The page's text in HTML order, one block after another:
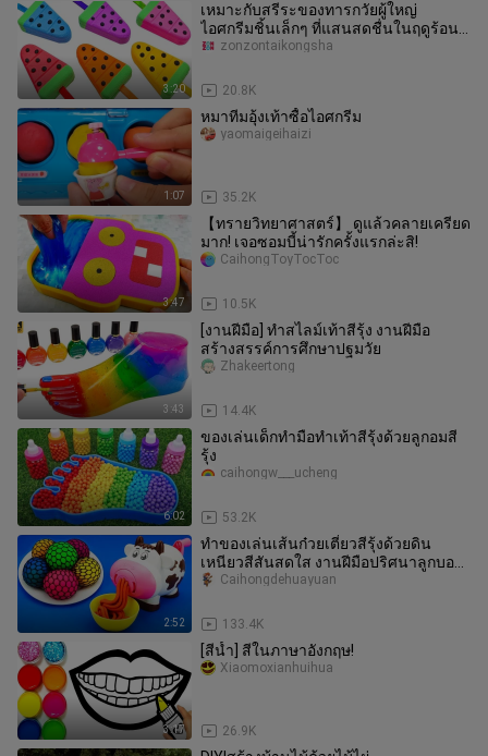
3:20
เหมาะกับสรีระของทารกวัยผู้ใหญ่
ไอศกรีมชิ้นเล็กๆ ที่แสนสดชื่นในฤดูร้อน!
สนิม~
20.8K
zonzontaikongsha
1:07
หมาทีมอุ้งเท้าซื้อไอศกรีม
35.2K
yaomaigeihaizi
3:47
【ทรายวิทยาศาสตร์】 ดูแล้วคลายเครียด
มาก! เจอซอมบี้น่ารักครั้งแรกล่ะสิ!
10.5K
CaihongToyTocToc
3:43
[งานฝีมือ] ทำสไลม์เท้าสีรุ้ง งานฝีมือ
สร้างสรรค์การศึกษาปฐมวัย
14.4K
Zhakeertong
6:02
ของเล่นเด็กทำมือทำเท้าสีรุ้งด้วยลูกอมสี
รุ้ง
53.2K
caihongw___ucheng
2:52
ทำของเล่นเส้นก๋วยเตี๋ยวสีรุ้งด้วยดิน
เหนียวสีสันสดใส งานฝีมือปริศนาลูกบอล
บีบแสนสนุก รู้จักสี ปริศนากา
133.4K
Caihongdehuayuan
3:17
[สีน้ำ] สีในภาษาอังกฤษ!
26.9K
Xiaomoxianhuihua